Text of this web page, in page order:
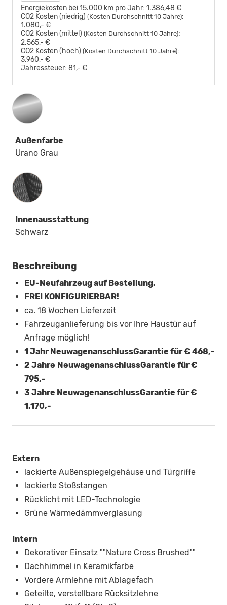
Energiekosten bei 15.000 km pro Jahr: 1.386,48 €
CO2 Kosten (niedrig) (Kosten Durchschnitt 10 Jahre):
1.080,- €
CO2 Kosten (mittel) (Kosten Durchschnitt 10 Jahre):
2.565,- €
CO2 Kosten (hoch) (Kosten Durchschnitt 10 Jahre):
3.960,- €
Jahressteuer: 81,- €
Außenfarbe
Urano Grau
Innenausstattung
Innenausstattung
Schwarz
Beschreibung
EU-Neufahrzeug auf Bestellung.
FREI KONFIGURIERBAR!
ca. 18 Wochen Lieferzeit
Fahrzeuganlieferung bis vor Ihre Haustür auf
Anfrage möglich!
1 Jahr NeuwagenanschlussGarantie für € 468,-
2 Jahre NeuwagenanschlussGarantie für €
795,-
3 Jahre NeuwagenanschlussGarantie für €
1.170,-
Extern
lackierte Außenspiegelgehäuse und Türgriffe
lackierte Stoßstangen
Rücklicht mit LED-Technologie
Grüne Wärmedämmverglasung
Intern
Dekorativer Einsatz ""Nature Cross Brushed""
Dachhimmel in Keramikfarbe
Vordere Armlehne mit Ablagefach
Geteilte, verstellbare Rücksitzlehne